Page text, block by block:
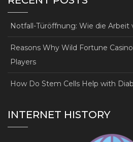
Notfall-Türöffnung: Wie die
Reasons Why Wild Fortune
Players
How Do Stem Cells Help with
INTERNET HISTORY